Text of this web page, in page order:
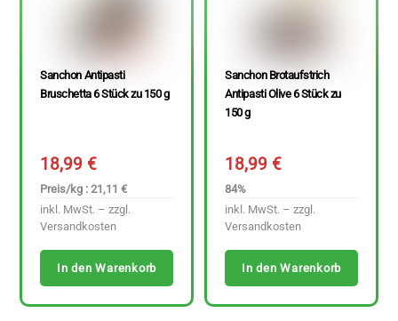
Sanchon Antipasti
Bruschetta 6 Stück zu 150 g
18,99€
Preis/kg : 21,11 €
inkl. MwSt. – zzgl.
Versandkosten
In den Warenkorb
Sanchon Brotaufstrich
Antipasti Olive 6 Stück zu
150 g
18,99€
84%
inkl. MwSt. – zzgl.
Versandkosten
In den Warenkorb